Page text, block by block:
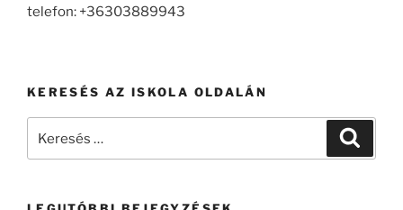
telefon: +36303889943
KERESÉS AZ ISKOLA OLDALÁN